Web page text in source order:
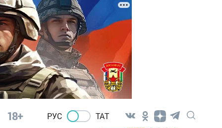
18+ РУС ТАТ